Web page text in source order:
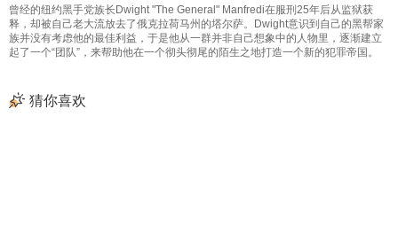
曾经的纽约黑手党族长Dwight "The General" Manfredi在服刑25年后从监狱获
释，却被自己老大流放去了俄克拉荷马州的塔尔萨。Dwight意识到自己的黑帮家
族并没有考虑他的最佳利益，于是他从一群并非自己想象中的人物里，逐渐建立
起了一个“团队”，来帮助他在一个彻头彻尾的陌生之地打造一个新的犯罪帝国。
猜你喜欢